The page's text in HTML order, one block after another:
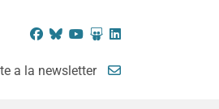
Facebook
BlueskyYouTube
SlideShare
LinkedIn
a la newsletter